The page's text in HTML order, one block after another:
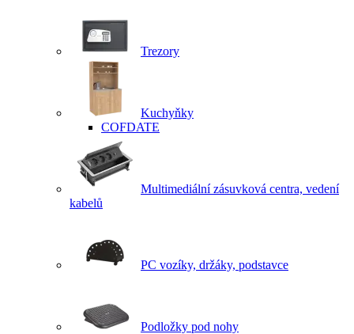
Trezory
Kuchyňky
COFDATE
Multimediální zásuvková centra, vedení
kabelů
PC vozíky, držáky, podstavce
Podložky pod nohy